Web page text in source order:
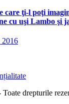
care ţi-l poţi
cu uşi Lambo şi
2016
drepturile